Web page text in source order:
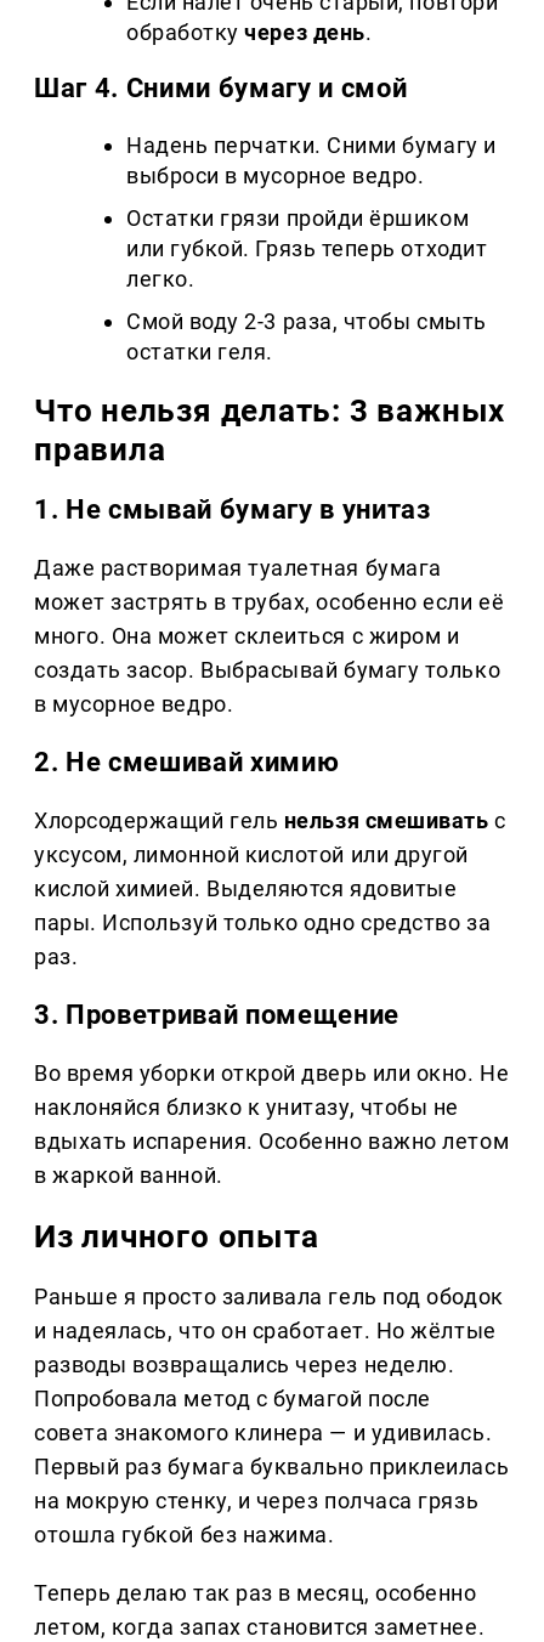
обработкучерез день.
Шаг 4. Сними бумагу и смой
Надень перчатки. Сними бумагу и
выброси в мусорное ведро.
Остатки грязи пройди ёршиком
или губкой. Грязь теперь отходит
легко.
Смой воду 2-3 раза, чтобы смыть
остатки геля.
Что нельзя делать: 3 важных
правила
1. Не смывай бумагу в унитаз
Даже растворимая туалетная бумага
может застрять в трубах, особенно если её
много. Она может склеиться с жиром и
создать засор. Выбрасывай бумагу только
в мусорное ведро.
2. Не смешивай химию
Хлорсодержащий гель нельзя смешивать с
уксусом, лимонной кислотой или другой
кислой химией. Выделяются ядовитые
пары. Используй только одно средство за
раз.
3. Проветривай помещение
Во время уборки открой дверь или окно. Не
наклоняйся близко к унитазу, чтобы не
вдыхать испарения. Особенно важно летом
в жаркой ванной.
Из личного опыта
Раньше я просто заливала гель под ободок
и надеялась, что он сработает. Но жёлтые
разводы возвращались через неделю.
Попробовала метод с бумагой после
совета знакомого клинера — и удивилась.
Первый раз бумага буквально приклеилась
на мокрую стенку, и через полчаса грязь
отошла губкой без нажима.
Теперь делаю так раз в месяц, особенно
летом, когда запах становится заметнее.